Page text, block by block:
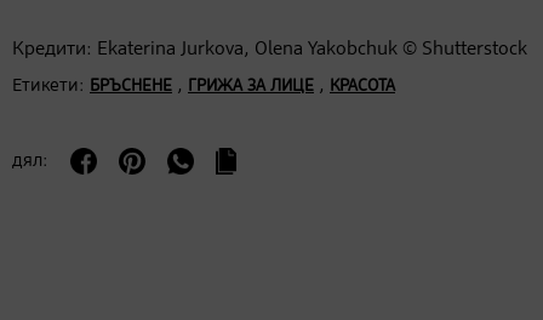
Кредити: Ekaterina Jurkova, Olena Yakobchuk © Shutterstock
Етикети: БРЪСНЕНЕ , ГРИЖА ЗА ЛИЦЕ , КРАСОТА
дял: